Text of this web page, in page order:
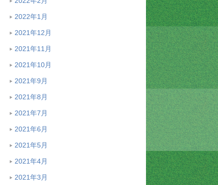
2022年1月
2021年12月
2021年11月
2021年10月
2021年9月
2021年8月
2021年7月
2021年6月
2021年5月
2021年4月
2021年3月